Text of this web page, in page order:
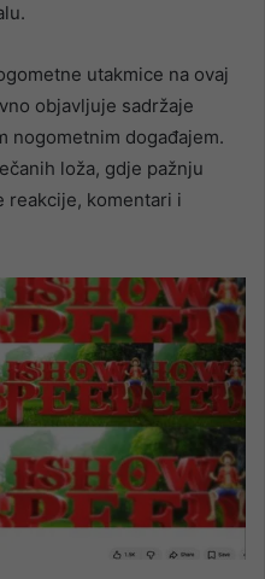
utakmice na ovaj
objavljuje sadržaje
nogometnim događajem.
loža, gdje pažnju
reakcije, komentari i